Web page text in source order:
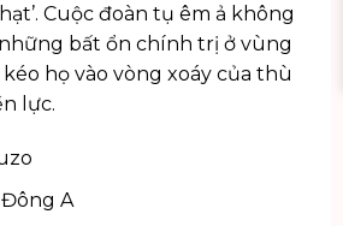
Cuộc đoàn tụ êm ả không
bất ổn chính trị ở vùng
họ vào vòng xoáy của thù
lực.
A